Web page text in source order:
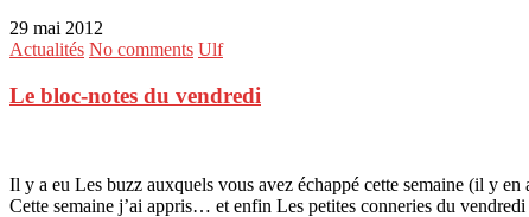
29 mai 2012
Actualités No comments Ulf
Le bloc-notes du vendredi
Il y a eu Les buzz auxquels vous avez échappé cette semaine (il y
Cette semaine j’ai appris… et enfin Les petites conneries du